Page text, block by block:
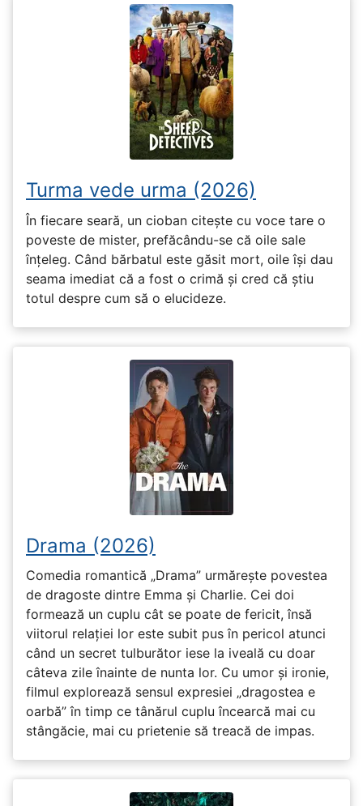
Turma vede urma (2026)
În fiecare seară, un cioban citește cu voce tare o
poveste de mister, prefăcându-se că oile sale
înțeleg. Când bărbatul este găsit mort, oile își dau
seama imediat că a fost o crimă și cred că știu
totul despre cum să o elucideze.
Drama (2026)
Comedia romantică „Drama” urmărește povestea
de dragoste dintre Emma și Charlie. Cei doi
formează un cuplu cât se poate de fericit, însă
viitorul relației lor este subit pus în pericol atunci
când un secret tulburător iese la iveală cu doar
câteva zile înainte de nunta lor. Cu umor și ironie,
filmul explorează sensul expresiei „dragostea e
oarbă” în timp ce tânărul cuplu încearcă mai cu
stângăcie, mai cu prietenie să treacă de impas.